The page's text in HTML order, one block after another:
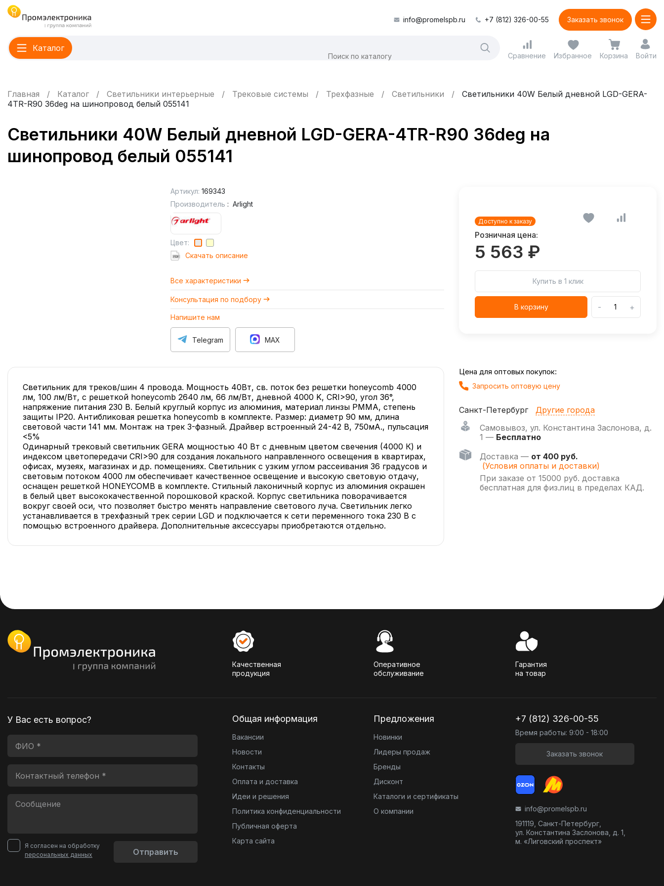
info@promelspb.ru +7 (812) 326-00-55 Заказать звонок
Каталог
Сравнение Избранное Корзина Войти
Главная Каталог Светильники интерьерные Трековые системы Трехфазные Светильники
Светильники 40W Белый дневной LGD-GERA-
4TR-R90 36deg на шинопровод белый 055141
Светильники 40W Белый дневной LGD-GERA-4TR-R90 36deg на
шинопровод белый 055141
Артикул: 169343
Производитель : Arlight
Цвет:
Cкачать описание
Все характеристики
Консультация по подбору
Напишите нам
Telegram MAX
Доступно к заказу
Розничная цена:
5 563 ₽
Купить в 1 клик
В корзину - +
Светильник для треков/шин 4 провода. Мощность 40Вт, св. поток без решетки honeycomb 4000
лм, 100 лм/Вт, с решеткой honeycomb 2640 лм, 66 лм/Вт, дневной 4000 K, CRI>90, угол 36°,
напряжение питания 230 В. Белый круглый корпус из алюминия, материал линзы PMMA, степень
защиты IP20. Антибликовая решетка honeycomb в комплекте. Размер: диаметр 90 мм, длина
световой части 141 мм. Монтаж на трек 3-фазный. Драйвер встроенный 24-42 В, 750мА., пульсация
<5%
Одинарный трековый светильник GERA мощностью 40 Вт с дневным цветом свечения (4000 К) и
индексом цветопередачи CRI>90 для создания локального направленного освещения в квартирах,
офисах, музеях, магазинах и др. помещениях. Светильник с узким углом рассеивания 36 градусов и
световым потоком 4000 лм обеспечивает качественное освещение и высокую световую отдачу,
оснащен решеткой HONEYCOMB в комплекте. Стильный лаконичный корпус из алюминия окрашен
в белый цвет высококачественной порошковой краской. Корпус светильника поворачивается
вокруг своей оси, что позволяет быстро менять направление светового луча. Светильник легко
устанавливается в трехфазный трек серии LGD и подключается к сети переменного тока 230 В с
помощью встроенного драйвера. Дополнительные аксессуары приобретаются отдельно.
Цена для оптовых покупок:
Запросить оптовую цену
Санкт-Петербург
Другие города
Самовывоз, ул. Константина Заслонова, д.
1 — Бесплатно
Доставка — от 400 руб.
(Условия оплаты и доставки)
При заказе от 15000 руб. доставка
бесплатная для физ.лиц в пределах КАД.
Качественная
продукция
Оперативное
обслуживание
Гарантия
на товар
У Вас есть вопрос?
Я согласен на обработку
персональных данных
Отправить
Общая информация
Вакансии
Новости
Контакты
Оплата и доставка
Идеи и решения
Политика конфиденциальности
Публичная оферта
Карта сайта
Предложения
Новинки
Лидеры продаж
Бренды
Дисконт
Каталоги и сертификаты
О компании
+7 (812) 326-00-55
Время работы: 9:00 - 18:00
Заказать звонок
info@promelspb.ru
191119, Санкт-Петербург,
ул. Константина Заслонова, д. 1,
м. «Лиговский проспект»